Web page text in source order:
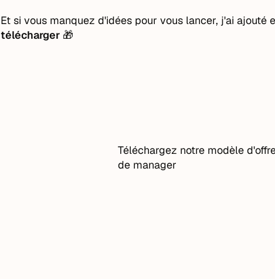
Et si vous manquez d'idées pour vous lancer, j'ai ajouté
télécharger 🎁
Téléchargez notre modèle
de manager